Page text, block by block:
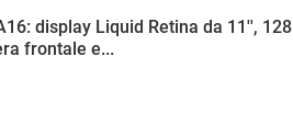
display Liquid Retina da 11'', 128
frontale e...